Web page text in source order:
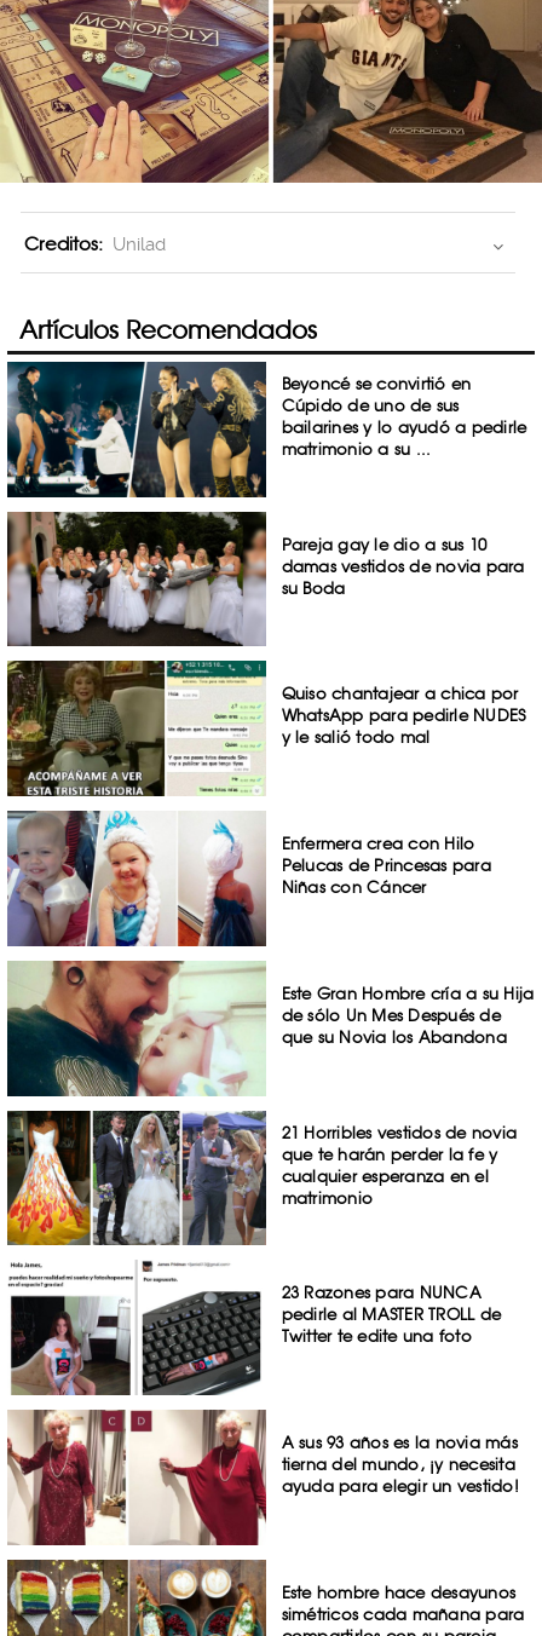
Creditos: Unilad
Artículos Recomendados
Beyoncé se convirtió en
Cúpido de uno de sus
bailarines y lo ayudó a pedirle
matrimonio a su ...
Pareja gay le dio a sus 10
damas vestidos de novia para
su Boda
Quiso chantajear a chica por
WhatsApp para pedirle NUDES
y le salió todo mal
Enfermera crea con Hilo
Pelucas de Princesas para
Niñas con Cáncer
Este Gran Hombre cría a su Hija
de sólo Un Mes Después de
que su Novia los Abandona
21 Horribles vestidos de novia
que te harán perder la fe y
cualquier esperanza en el
matrimonio
23 Razones para NUNCA
pedirle al MASTER TROLL de
Twitter te edite una foto
A sus 93 años es la novia más
tierna del mundo, ¡y necesita
ayuda para elegir un vestido!
Este hombre hace desayunos
simétricos cada mañana para